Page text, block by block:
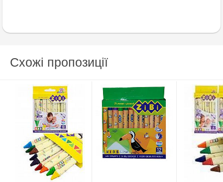
Схожі пропозиції